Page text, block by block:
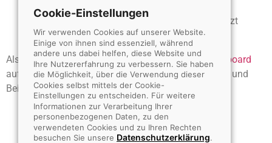
Standort in einer kleinen Großstadt beschäftigt
der Betrieb über 2.000 Menschen und unterstützt
die Stadtbewohner in vielfacher Hinsicht.
Als neuer WordPress-Benutzer solltest dudein Dashboard
aufrufen, um diese Seite zu löschen und neue Seiten und
Beiträge für deine Website erstellen. Viel Spaß!
Cookie-Einstellungen
Wir verwenden Cookies auf unserer Website.
Einige von ihnen sind essenziell, während
andere uns dabei helfen, diese Website und
Ihre Nutzererfahrung zu verbessern. Sie haben
die Möglichkeit, über die Verwendung dieser
Cookies selbst mittels der Cookie-
Einstellungen zu entscheiden. Für weitere
Informationen zur Verarbeitung Ihrer
personenbezogenen Daten, zu den
verwendeten Cookies und zu Ihren Rechten
besuchen Sie unsere Datenschutzerklärung.